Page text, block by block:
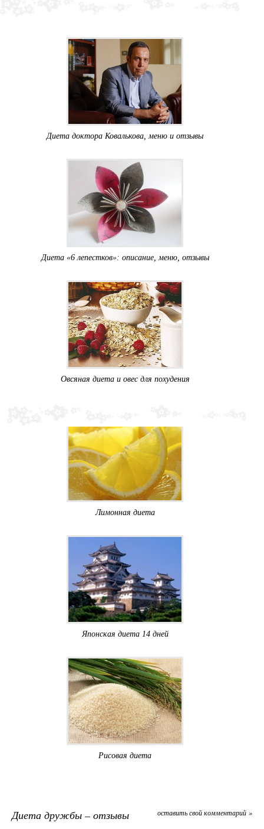
Диета доктора Ковалькова, меню и отзывы
Диета «6 лепестков»: описание, меню, отзывы
Овсяная диета и овес для похудения
Лимонная диета
Японская диета 14 дней
Рисовая диета
оставить свой комментарий »
Диета дружбы – отзывы